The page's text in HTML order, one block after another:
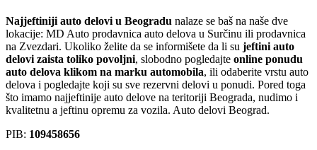
Najjeftiniji auto delovi u Beogradu nalaze se baš na naše dve
lokacije: MD Auto prodavnica auto delova u Surčinu ili prodavnica
na Zvezdari. Ukoliko želite da se informišete da li su jeftini auto
delovi zaista toliko povoljni, slobodno pogledajte online ponudu
auto delova klikom na marku automobila, ili odaberite vrstu auto
delova i pogledajte koji su sve rezervni delovi u ponudi. Pored toga
što imamo najjeftinije auto delove na teritoriji Beograda, nudimo i
kvalitetnu a jeftinu opremu za vozila. Auto delovi Beograd.
PIB: 109458656